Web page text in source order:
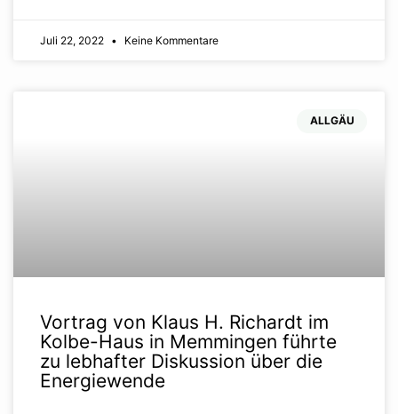
Juli 22, 2022 Keine Kommentare
ALLGÄU
Vortrag von Klaus H. Richardt im
Kolbe-Haus in Memmingen führte
zu lebhafter Diskussion über die
Energiewende